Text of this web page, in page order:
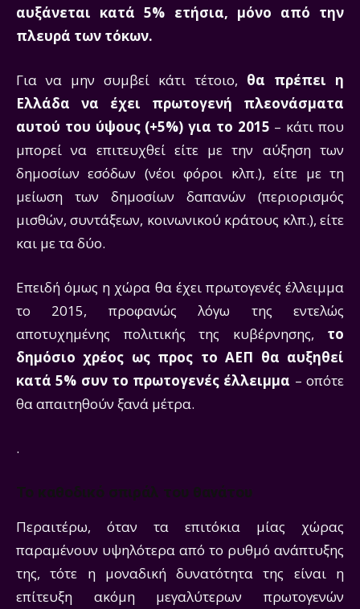
αυξάνεται κατά 5% ετήσια, μόνο από την
πλευρά των τόκων.
Για να μην συμβεί κάτι τέτοιο, θα πρέπει η
Ελλάδα να έχει πρωτογενή πλεονάσματα
αυτού του ύψους (+5%) για το 2015 – κάτι που
μπορεί να επιτευχθεί είτε με την αύξηση των
δημοσίων εσόδων (νέοι φόροι κλπ.), είτε με τη
μείωση των δημοσίων δαπανών (περιορισμός
μισθών, συντάξεων, κοινωνικού κράτους κλπ.), είτε
και με τα δύο.
Επειδή όμως η χώρα θα έχει πρωτογενές έλλειμμα
το 2015, προφανώς λόγω της εντελώς
αποτυχημένης πολιτικής της κυβέρνησης, το
δημόσιο χρέος ως προς το ΑΕΠ θα αυξηθεί
κατά 5% συν το πρωτογενές έλλειμμα – οπότε
θα απαιτηθούν ξανά μέτρα.
.
Το καθοδικό σπιράλ του θανάτου
Περαιτέρω, όταν τα επιτόκια μίας χώρας
παραμένουν υψηλότερα από το ρυθμό ανάπτυξης
της, τότε η μοναδική δυνατότητα της είναι η
επίτευξη ακόμη μεγαλύτερων πρωτογενών